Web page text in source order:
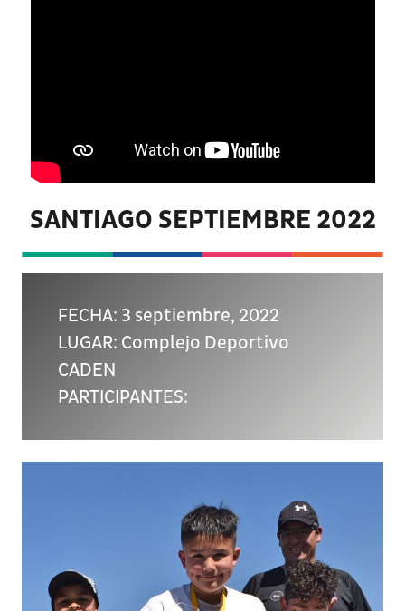
SANTIAGO SEPTIEMBRE 2022
FECHA: 3 septiembre, 2022
LUGAR: Complejo Deportivo
CADEN
PARTICIPANTES: